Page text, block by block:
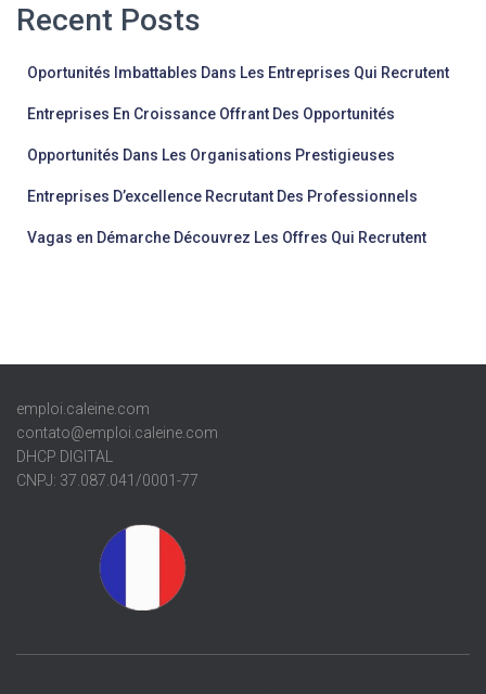
Recent Posts
Oportunités Imbattables Dans Les Entreprises Qui Recrutent
Entreprises En Croissance Offrant Des Opportunités
Opportunités Dans Les Organisations Prestigieuses
Entreprises D’excellence Recrutant Des Professionnels
Vagas en Démarche Découvrez Les Offres Qui Recrutent
emploi.caleine.com
contato@emploi.caleine.com
DHCP DIGITAL
CNPJ: 37.087.041/0001-77